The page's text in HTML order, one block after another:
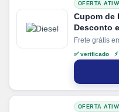
OFERTA
Cupom de
Desconto
Frete grátis
suas
+ 5% de
✅ verificado
OFERTA